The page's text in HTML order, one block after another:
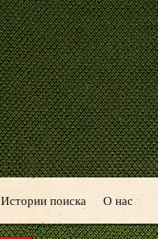
Истории поиска О нас